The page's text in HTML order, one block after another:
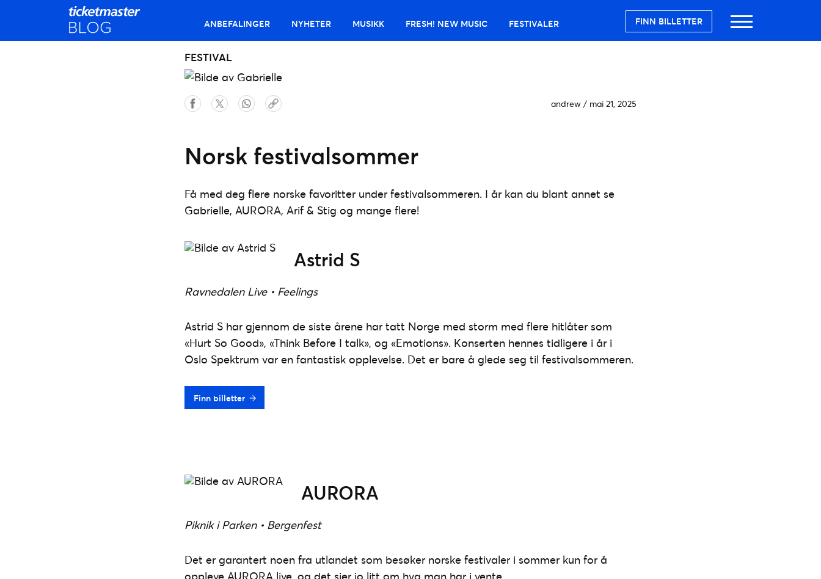
ANBEFALINGER NYHETER MUSIKK FRESH! NEW MUSIC FESTIVALER FINN BILLETTER
FESTIVAL
andrew / mai 21, 2025
Norsk festivalsommer
Få med deg flere norske favoritter under festivalsommeren. I år kan du blant annet se
Gabrielle, AURORA, Arif & Stig og mange flere!
Astrid S
Ravnedalen Live • Feelings
Astrid S har gjennom de siste årene har tatt Norge med storm med flere hitlåter som
«Hurt So Good», «Think Before I talk», og «Emotions». Konserten hennes tidligere i år i
Oslo Spektrum var en fantastisk opplevelse. Det er bare å glede seg til festivalsommeren.
Finn billetter
AURORA
Piknik i Parken • Bergenfest
Det er garantert noen fra utlandet som besøker norske festivaler i sommer kun for å
oppleve AURORA live, og det sier jo litt om hva man har i vente.